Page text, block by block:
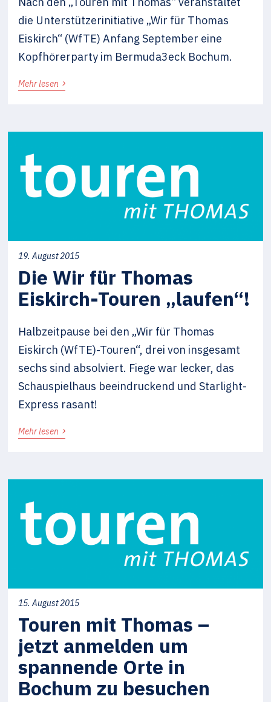
die Unterstützerinitiative „Wir für Thomas
Eiskirch“ (WfTE) Anfang September eine
Kopfhörerparty im Bermuda3eck Bochum.
Mehr lesen ›
19. August 2015
Die Wir für Thomas
Eiskirch-Touren „laufen“!
Halbzeitpause bei den „Wir für Thomas
Eiskirch (WfTE)-Touren“, drei von insgesamt
sechs sind absolviert. Fiege war lecker, das
Schauspielhaus beeindruckend und Starlight-
Express rasant!
Mehr lesen ›
15. August 2015
Touren mit Thomas –
jetzt anmelden um
spannende Orte in
Bochum zu besuchen